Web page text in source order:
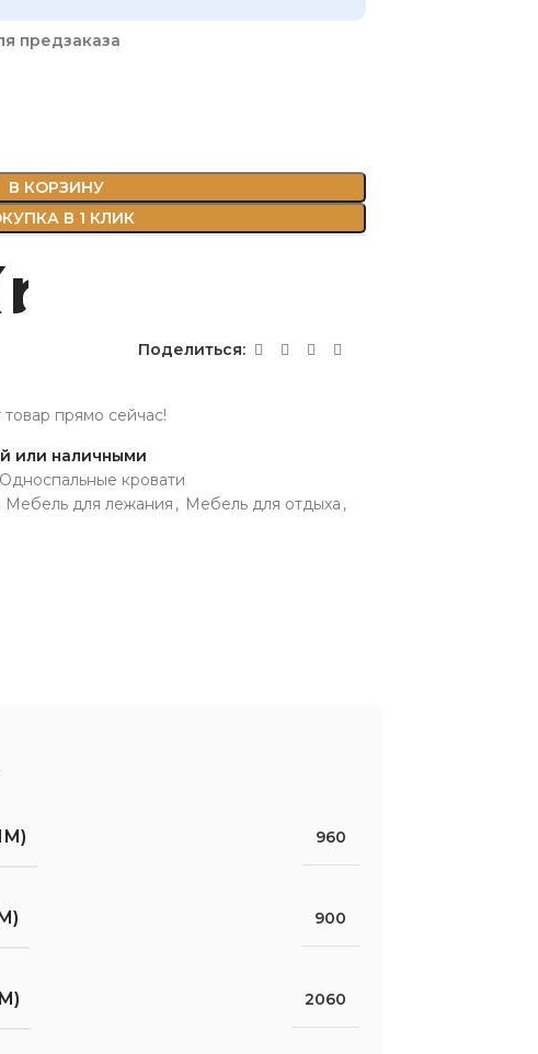
предзаказа
В КОРЗИНУ
В 1 КЛИК
Поделиться:
товар прямо сейчас!
или наличными
Односпальные кровати
Мебель для лежания , Мебель для отдыха ,
960
900
2060